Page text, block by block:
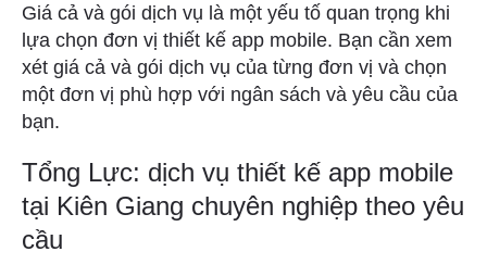
Giá cả và gói dịch vụ là một yếu tố quan trọng khi
lựa chọn đơn vị thiết kế app mobile. Bạn cần xem
xét giá cả và gói dịch vụ của từng đơn vị và chọn
một đơn vị phù hợp với ngân sách và yêu cầu của
bạn.
Tổng Lực: dịch vụ thiết kế app mobile
tại Kiên Giang chuyên nghiệp theo yêu
cầu